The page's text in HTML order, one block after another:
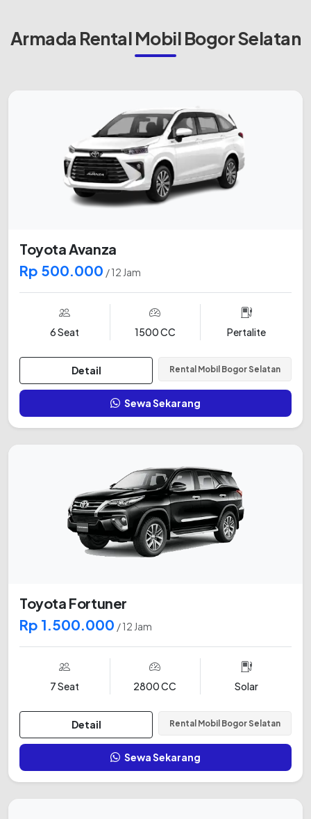
Armada Rental Mobil Bogor Selatan
Toyota Avanza
Rp 500.000 / 12 Jam
6 Seat 1500 CC Pertalite
Detail Rental Mobil Bogor Selatan
Sewa Sekarang
Toyota Fortuner
Rp 1.500.000 / 12 Jam
7 Seat 2800 CC Solar
Detail Rental Mobil Bogor Selatan
Sewa Sekarang